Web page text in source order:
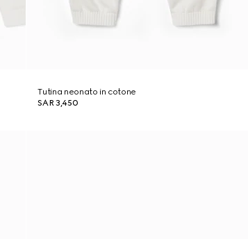
Tutina neonato in cotone
SAR 3,450